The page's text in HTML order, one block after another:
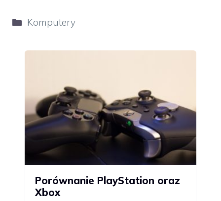
Kategorie
Komputery
Porównanie PlayStation oraz
Xbox